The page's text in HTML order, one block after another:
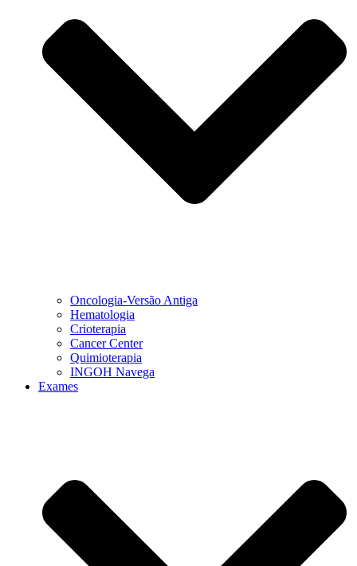
Oncologia-Versão Antiga
Hematologia
Crioterapia
Cancer Center
Quimioterapia
INGOH Navega
Exames